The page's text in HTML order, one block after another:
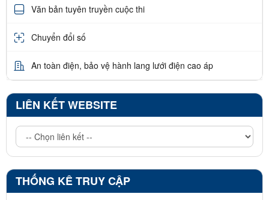
Văn bản tuyên truyền cuộc thi
Chuyển đổi số
An toàn điện, bảo vệ hành lang lưới điện cao áp
LIÊN KẾT WEBSITE
THỐNG KÊ TRUY CẬP